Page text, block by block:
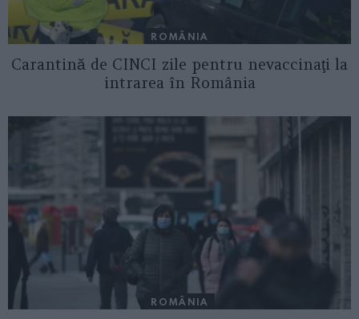
ROMÂNIA
Carantină de CINCI zile pentru nevaccinaţi la
intrarea în România
ROMÂNIA